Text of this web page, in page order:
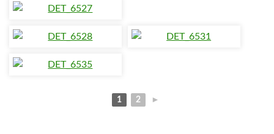
1 2 ►